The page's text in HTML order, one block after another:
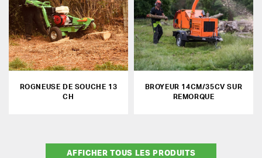
ROGNEUSE DE SOUCHE 13
CH
BROYEUR 14CM/35CV SUR
REMORQUE
AFFICHER TOUS LES PRODUITS